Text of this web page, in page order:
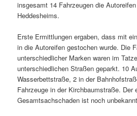
insgesamt 14 Fahrzeugen die
Heddesheims.
Erste Ermittlungen ergaben, dass mit
in die Autoreifen gestochen wurde. Die
unterschiedlicher Marken waren im
unterschiedlichen Straßen geparkt. 10
Wasserbettstraße, 2 in der
Fahrzeuge in der Kirchbaumstraße. Der
Gesamtsachschaden ist noch